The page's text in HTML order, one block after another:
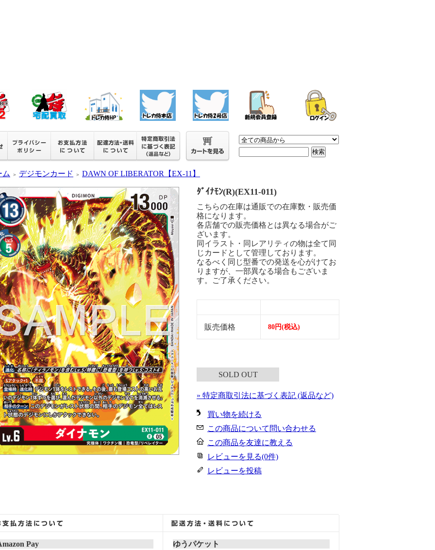
ム ＞ デジモンカード ＞ DAWN OF LIBERATOR【EX-11】
ﾀﾞｲﾅﾓﾝ(R)(EX11-011)
こちらの在庫は通販での在庫数・販売価
格になります。
各店舗での販売価格とは異なる場合がご
ざいます。
同イラスト・同レアリティの物は全て同
じカードとして管理しております。
なるべく同じ型番での発送を心がけてお
りますが、一部異なる場合もございま
す。ご了承ください。
販売価格 80円(税込)
SOLD OUT
» 特定商取引法に基づく表記 (返品など)
買い物を続ける
この商品について問い合わせる
この商品を友達に教える
レビューを見る(0件)
レビューを投稿
Pay
ゆうパケット